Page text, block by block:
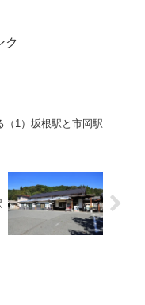
ク
（1）坂根駅と市岡駅